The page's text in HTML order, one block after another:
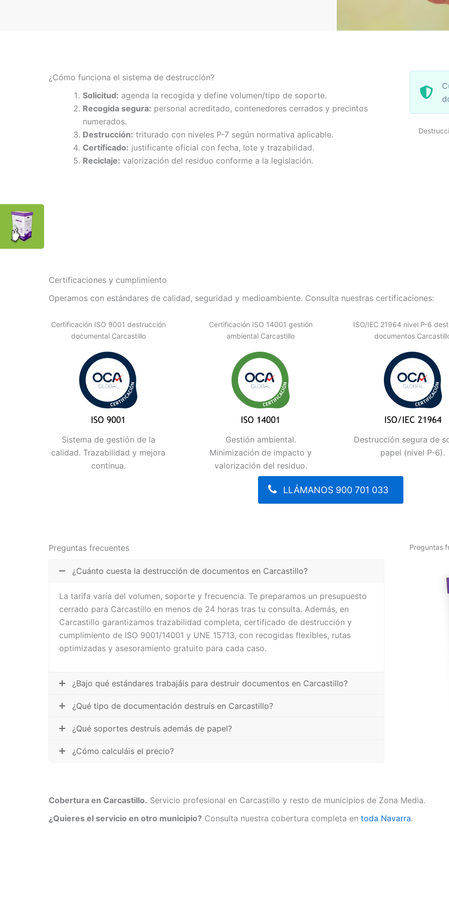
¿Cómo funciona el sistema de destrucción?
Solicitud: agenda la recogida y define volumen/tipo de soporte.
Recogida segura: personal acreditado, contenedores cerrados y precintos
numerados.
Destrucción: triturado con niveles P-7 según normativa aplicable.
Certificado: justificante oficial con fecha, lote y trazabilidad.
Reciclaje: valorización del residuo conforme a la legislación.
Certificaciones y cumplimiento
Operamos con estándares de calidad, seguridad y medioambiente. Consulta nuestras certificaciones:
Certificación ISO 9001 destrucción
documental Carcastillo
Sistema de gestión de la
calidad. Trazabilidad y mejora
continua.
Certificación ISO 14001 gestión
ambiental Carcastillo
Gestión ambiental.
Minimización de impacto y
valorización del residuo.
ISO/IEC 21964 nivel P-6
documentos
Destrucción segura de
papel (nivel P-6).
LLÁMANOS 900 701 033
Preguntas frecuentes
¿Cuánto cuesta la destrucción de documentos en Carcastillo?
La tarifa varía del volumen, soporte y frecuencia. Te preparamos un presupuesto
cerrado para Carcastillo en menos de 24 horas tras tu consulta. Además, en
Carcastillo garantizamos trazabilidad completa, certificado de destrucción y
cumplimiento de ISO 9001/14001 y UNE 15713, con recogidas flexibles, rutas
optimizadas y asesoramiento gratuito para cada caso.
¿Bajo qué estándares trabajáis para destruir documentos en Carcastillo?
¿Qué tipo de documentación destruís en Carcastillo?
¿Qué soportes destruís además de papel?
¿Cómo calculáis el precio?
Preguntas
Cobertura en Carcastillo. Servicio profesional en Carcastillo y resto de municipios de Zona Media.
¿Quieres el servicio en otro municipio? Consulta nuestra cobertura completa en toda Navarra.